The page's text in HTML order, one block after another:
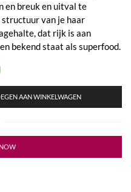
en breuk en uitval te
van je haar
dat rijk is aan
bekend staat als superfood.
AAN WINKELWAGEN